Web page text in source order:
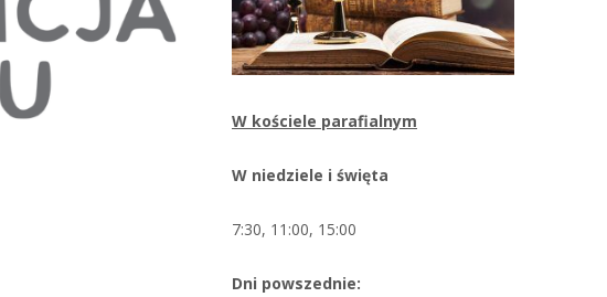
W kościele parafialnym
W niedziele i święta
7:30, 11:00, 15:00
Dni powszednie: